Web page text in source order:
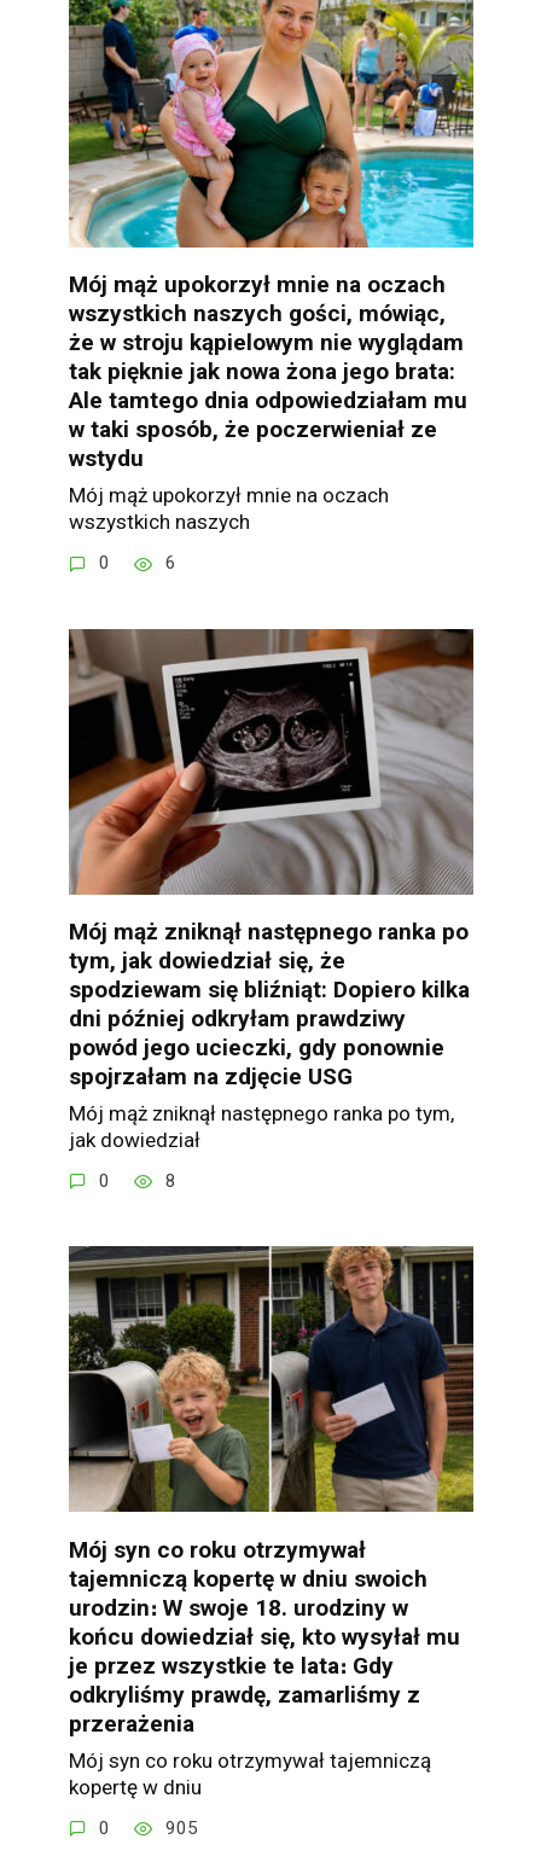
Mój mąż upokorzył mnie na oczach
wszystkich naszych gości, mówiąc,
że w stroju kąpielowym nie wyglądam
tak pięknie jak nowa żona jego brata:
Ale tamtego dnia odpowiedziałam mu
w taki sposób, że poczerwieniał ze
wstydu
Mój mąż upokorzył mnie na oczach
wszystkich naszych
0 6
Mój mąż zniknął następnego ranka po
tym, jak dowiedział się, że
spodziewam się bliźniąt: Dopiero kilka
dni później odkryłam prawdziwy
powód jego ucieczki, gdy ponownie
spojrzałam na zdjęcie USG
Mój mąż zniknął następnego ranka po tym,
jak dowiedział
0 8
Mój syn co roku otrzymywał
tajemniczą kopertę w dniu swoich
urodzin։ W swoje 18. urodziny w
końcu dowiedział się, kto wysyłał mu
je przez wszystkie te lata։ Gdy
odkryliśmy prawdę, zamarliśmy z
przerażenia
Mój syn co roku otrzymywał tajemniczą
kopertę w dniu
0 905